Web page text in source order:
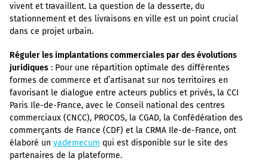
vivent et travaillent. La question de la desserte, du
stationnement et des livraisons en ville est un point crucial
dans ce projet urbain.
Réguler les implantations commerciales par des évolutions
juridiques : Pour une répartition optimale des différentes
formes de commerce et d’artisanat sur nos territoires en
favorisant le dialogue entre acteurs publics et privés, la CCI
Paris Ile-de-France, avec le Conseil national des centres
commerciaux (CNCC), PROCOS, la CGAD, la Confédération des
commerçants de France (CDF) et la CRMA Ile-de-France, ont
élaboré un vademecum qui est disponible sur le site des
partenaires de la plateforme.